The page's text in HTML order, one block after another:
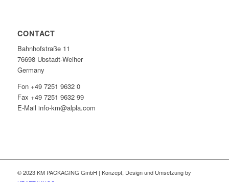
CONTACT
Bahnhofstraße 11
76698 Ubstadt-Weiher
Germany
Fon +49 7251 9632 0
Fax +49 7251 9632 99
E-Mail info-km@alpla.com
© 2023 KM PACKAGING GmbH | Konzept, Design und Umsetzung by